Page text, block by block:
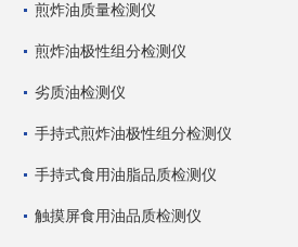
煎炸油质量检测仪
煎炸油极性组分检测仪
劣质油检测仪
手持式煎炸油极性组分检测仪
手持式食用油脂品质检测仪
触摸屏食用油品质检测仪